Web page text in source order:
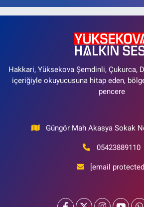
Hakkari, Yüksekova Şemdinli, Çukurca,
içeriğiyle okuyucusuna hitap eden,
pencere
Güngör Mah Akasya Sokak
05423889110
[email